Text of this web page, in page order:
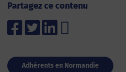
Partagez ce contenu
Adhérents en Normandie